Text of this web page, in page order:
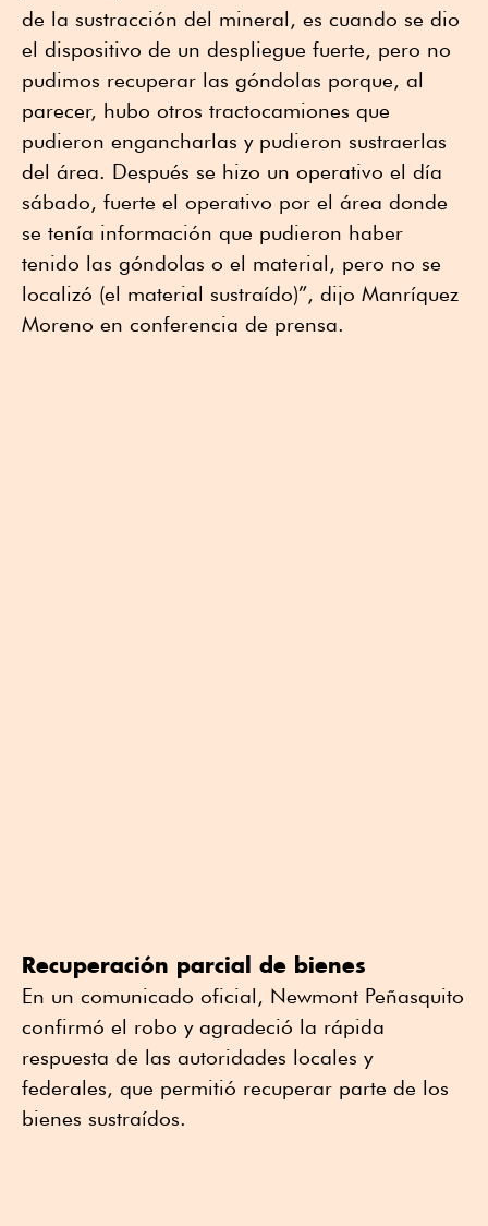
de la sustracción del mineral, es cuando se dio
el dispositivo de un despliegue fuerte, pero no
pudimos recuperar las góndolas porque, al
parecer, hubo otros tractocamiones que
pudieron engancharlas y pudieron sustraerlas
del área. Después se hizo un operativo el día
sábado, fuerte el operativo por el área donde
se tenía información que pudieron haber
tenido las góndolas o el material, pero no se
localizó (el material sustraído)”, dijo Manríquez
Moreno en conferencia de prensa.
Recuperación parcial de bienes
En un comunicado oficial, Newmont Peñasquito
confirmó el robo y agradeció la rápida
respuesta de las autoridades locales y
federales, que permitió recuperar parte de los
bienes sustraídos.